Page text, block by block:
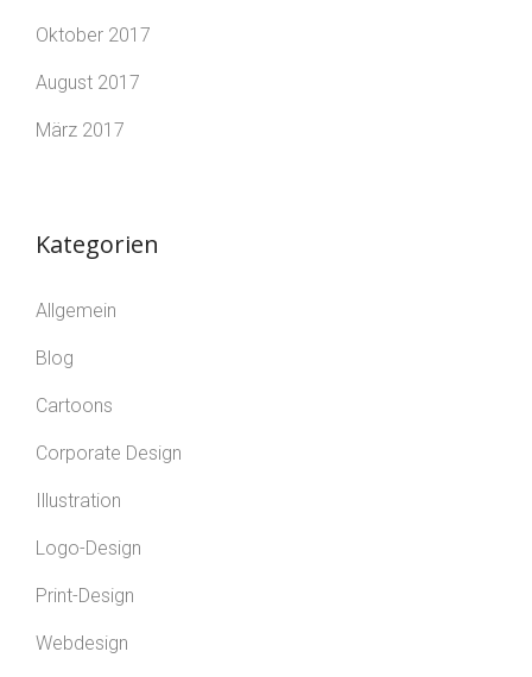
Oktober 2017
August 2017
März 2017
Kategorien
Allgemein
Blog
Cartoons
Corporate Design
Illustration
Logo-Design
Print-Design
Webdesign